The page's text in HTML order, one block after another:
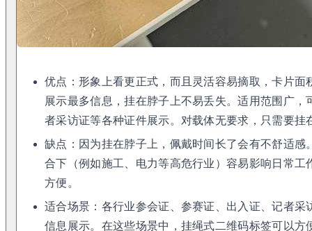
优点：形象上看更正式，而且灵活容易摘取，卡片
展示最多信息，挂在脖子上不易丢失。适用范围广
者采访证等各种证件展示。对载体无要求，只需要挂
缺点：因为挂在脖子上，佩戴时间长了会有不舒适
合下（例如施工、电力等高危行业）容易影响日常
方便。
适合场景：各行业参会证、参赛证、出入证、记者
信息展示。在这些场景中，挂绳式二维码标签可以